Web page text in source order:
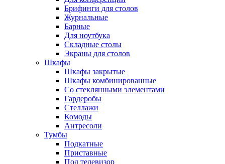
Брифинги для столов
Журнальные
Барные
Для ноутбука
Складные столы
Экраны для столов
Шкафы
Шкафы закрытые
Шкафы комбинированные
Со стеклянными элементами
Гардеробы
Стеллажи
Комоды
Антресоли
Тумбы
Подкатные
Приставные
Под телевизор